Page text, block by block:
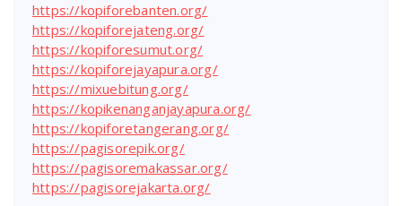
https://kopiforebanten.org/
https://kopiforejateng.org/
https://kopiforesumut.org/
https://kopiforejayapura.org/
https://mixuebitung.org/
https://kopikenanganjayapura.org/
https://kopiforetangerang.org/
https://pagisorepik.org/
https://pagisoremakassar.org/
https://pagisorejakarta.org/